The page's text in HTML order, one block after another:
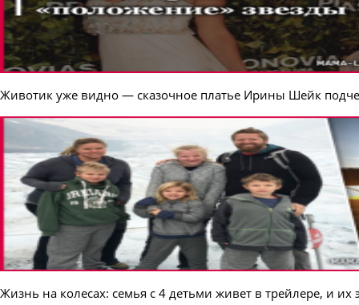
Животик уже видно — сказочное платье Ирины Шейк
Жизнь на колесах: семья с 4 детьми живет в трейлере, и их